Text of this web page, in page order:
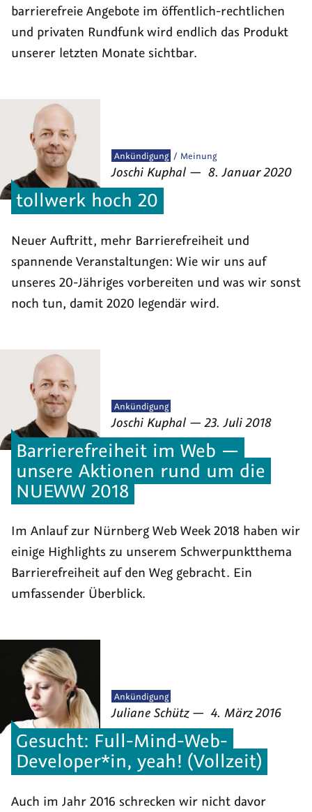
barrierefreie Angebote im öffentlich-rechtlichen
und privaten Rundfunk wird endlich das Produkt
unserer letzten Monate sichtbar.
tollwerk hoch 20
Neuer Auftritt, mehr Barrierefreiheit und
spannende Veranstaltungen: Wie wir uns auf
unseres 20-Jähriges vorbereiten und was wir sonst
noch tun, damit 2020 legendär wird.
Veröffentlicht
als
Ankündigung Meinung
von
Joschi Kuphal — am
8. Januar 2020
Barrierefreiheit im Web —
unsere Aktionen rund um die
NUEWW 2018
Im Anlauf zur Nürnberg Web Week 2018 haben wir
einige Highlights zu unserem Schwerpunktthema
Barrierefreiheit auf den Weg gebracht. Ein
umfassender Überblick.
Veröffentlicht
als
Ankündigung
von
Joschi Kuphal —am
23. Juli 2018
Gesucht: Full-Mind-Web-
Developer*in, yeah! (Vollzeit)
Auch im Jahr 2016 schrecken wir nicht davor
Veröffentlicht
als
Ankündigung
von
Juliane Schütz— am
4. März 2016